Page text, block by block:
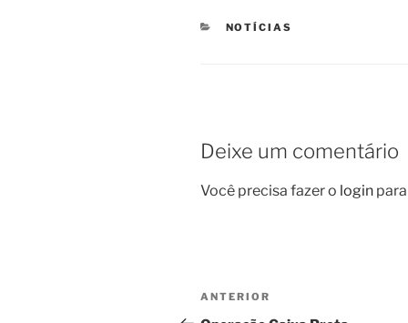
CATEGORIAS
NOTÍCIAS
Deixe um comentário
Você precisa fazer o login
Navegação
Post
ANTERIOR